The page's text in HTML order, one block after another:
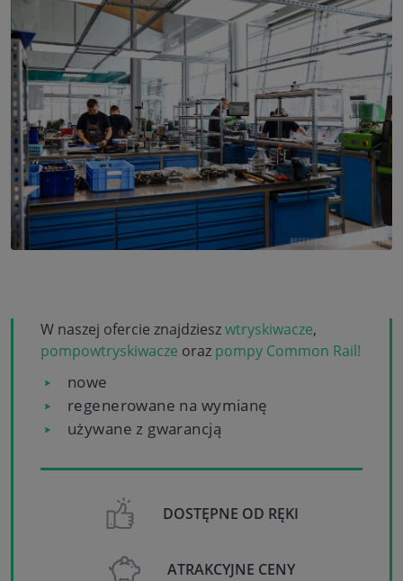
W naszej ofercie znajdzieszwtryskiwacze,
pompowtryskiwacze oraz pompy Common Rail!
nowe
regenerowane na wymianę
używane z gwarancją
DOSTĘPNE OD RĘKI
ATRAKCYJNE CENY